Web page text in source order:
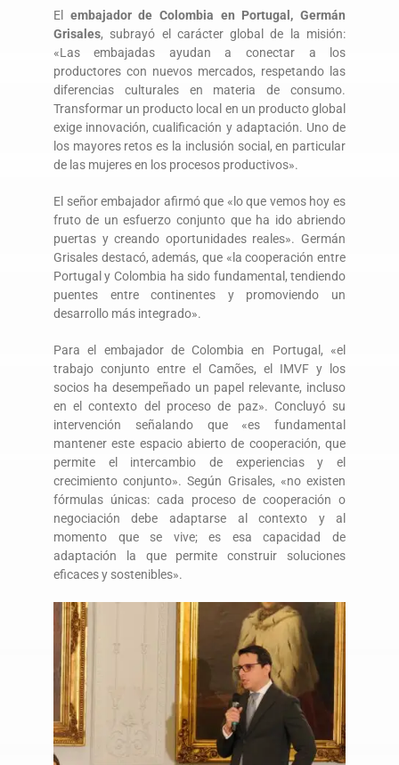
El embajador de Colombia en Portugal, Germán
Grisales, subrayó el carácter global de la misión:
«Las embajadas ayudan a conectar a los
productores con nuevos mercados, respetando las
diferencias culturales en materia de consumo.
Transformar un producto local en un producto global
exige innovación, cualificación y adaptación. Uno de
los mayores retos es la inclusión social, en particular
de las mujeres en los procesos productivos».
El señor embajador afirmó que «lo que vemos hoy es
fruto de un esfuerzo conjunto que ha ido abriendo
puertas y creando oportunidades reales». Germán
Grisales destacó, además, que «la cooperación entre
Portugal y Colombia ha sido fundamental, tendiendo
puentes entre continentes y promoviendo un
desarrollo más integrado».
Para el embajador de Colombia en Portugal, «el
trabajo conjunto entre el Camões, el IMVF y los
socios ha desempeñado un papel relevante, incluso
en el contexto del proceso de paz». Concluyó su
intervención señalando que «es fundamental
mantener este espacio abierto de cooperación, que
permite el intercambio de experiencias y el
crecimiento conjunto». Según Grisales, «no existen
fórmulas únicas: cada proceso de cooperación o
negociación debe adaptarse al contexto y al
momento que se vive; es esa capacidad de
adaptación la que permite construir soluciones
eficaces y sostenibles».